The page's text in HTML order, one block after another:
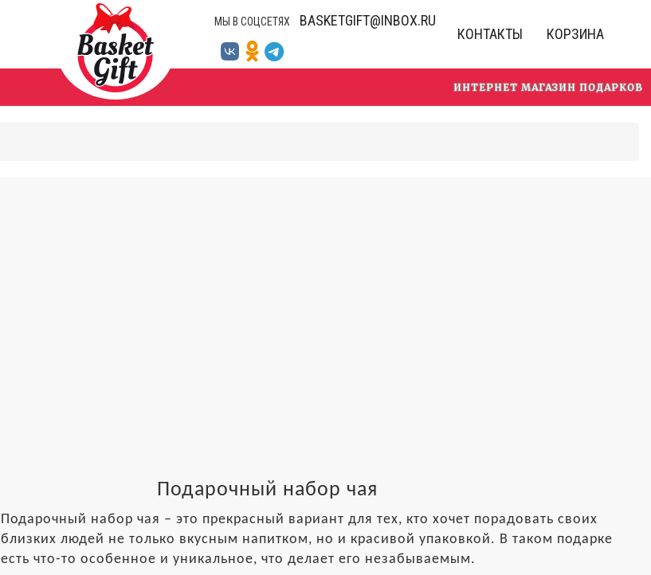
МЫ В СОЦСЕТЯХ
BASKETGIFT@INBOX.RU
КОНТАКТЫ
КОРЗИНА
ИНТЕРНЕТ МАГАЗИН ПОДАРКОВ
Подарочный набор чая
Подарочный набор чая – это прекрасный вариант для тех, кто хочет порадовать своих
близких людей не только вкусным напитком, но и красивой упаковкой. В таком подарке
есть что-то особенное и уникальное, что делает его незабываемым.